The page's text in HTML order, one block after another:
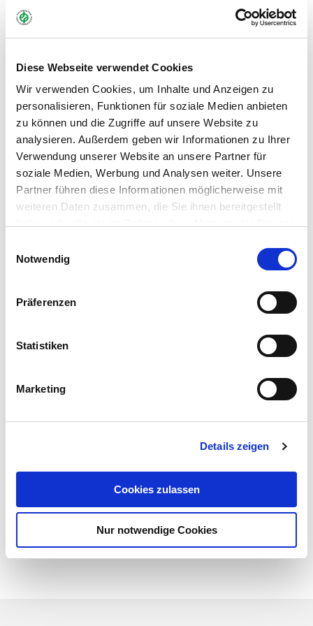
Diese Webseite verwendet Cookies
Wir verwenden Cookies, um Inhalte und Anzeigen zu
personalisieren, Funktionen für soziale Medien anbieten
zu können und die Zugriffe auf unsere Website zu
analysieren. Außerdem geben wir Informationen zu Ihrer
Verwendung unserer Website an unsere Partner für
soziale Medien, Werbung und Analysen weiter. Unsere
Partner führen diese Informationen möglicherweise mit
weiteren Daten zusammen, die Sie ihnen bereitgestellt
Notwendig
Präferenzen
Statistiken
Marketing
Details zeigen
Cookies zulassen
Nur notwendige Cookies
Feldsaaten Freudenberger Gräser & Leguminosen
Grünland & Ackerfutterbau Karriere Kataloge
Mantelsaat® & Saatguttechnologie Produktneuheiten
Veranstaltungen Weitere Produkte
Zwischenfruchtmischungen Zwischenfrüchte
TESTSIEGER 2020: RHIZOFIX® RF-